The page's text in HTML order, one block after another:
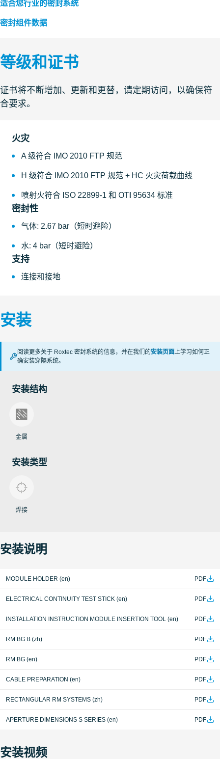
适合您行业的密封系统
密封组件数据
等级和证书
证书将不断增加、更新和更替，请定期访问，以确保符
合要求。
火灾
A 级符合 IMO 2010 FTP 规范
H 级符合 IMO 2010 FTP 规范 + HC 火灾荷载曲线
喷射火符合 ISO 22899-1 和 OTI 95634 标准
密封性
气体: 2.67 bar（短时避险）
水: 4 bar（短时避险）
支持
连接和接地
安装
阅读更多关于 Roxtec 密封系统的信息，并在我们的安装页面上学习如何正
确安装穿隔系统。
安装结构
金属
安装类型
焊接
安装说明
MODULE HOLDER (en) PDF
ELECTRICAL CONTINUITY TEST STICK (en) PDF
INSTALLATION INSTRUCTION MODULE INSERTION TOOL (en) PDF
RM BG B (zh) PDF
RM BG (en) PDF
CABLE PREPARATION (en) PDF
RECTANGULAR RM SYSTEMS (zh) PDF
APERTURE DIMENSIONS S SERIES (en) PDF
安装视频